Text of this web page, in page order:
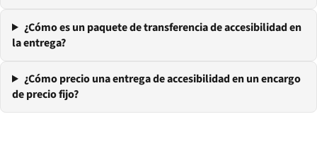
¿Cómo es un paquete de transferencia de accesibilidad en
la entrega?
¿Cómo precio una entrega de accesibilidad en un encargo
de precio fijo?